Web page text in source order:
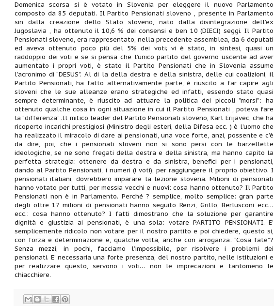
Domenica scorsa si è votato in Slovenia per eleggere il nuovo Parlamento
composto da 85 deputati. Il Partito Pensionati sloveno , presente in Parlamento
sin dalla creazione dello Stato sloveno, nato dalla disintegrazione dell’ex
Jugoslavia , ha ottenuto il 10,6 % dei consensi e ben 10 (DIECI) seggi. Il Partito
Pensionati sloveno, era rappresentato, nella precedente assemblea, da 6 deputati
ed aveva ottenuto poco più del 5% dei voti; vi è stato, in sintesi, quasi un
raddoppio dei voti e se si pensa che l’unico partito del governo uscente ad aver
aumentato i propri voti, è stato il Partito Pensionati che in Slovenia assume
l’acronimo di “DESUS”. Al di la della destra e della sinistra, delle cui coalizioni, il
Partito Pensionati, ha fatto alternativamente parte, è riuscito a far capire agli
sloveni che le sue alleanze erano strategiche ed infatti, essendo stato quasi
sempre determinante, è riuscito ad attuare la politica dei piccoli ”morsi”: ha
ottenuto qualche cosa in ogni situazione in cui il Partito Pensionati , poteva fare
la “differenza” .Il mitico leader del Partito Pensionati sloveno, Karl Erijavec, che ha
ricoperto incarichi prestigiosi (Ministro degli esteri, della Difesa ecc. ) è l’uomo che
ha realizzato il miracolo di dare ai pensionati, una voce forte, anzi, possente e c’è
da dire, poi, che i pensionati sloveni non si sono persi con le barzellette
ideologiche, se ne sono fregati della destra e della sinistra, ma hanno capito la
perfetta strategia: ottenere da destra e da sinistra, benefici per i pensionati,
dando al Partito Pensionati, i numeri (i voti), per raggiungere il proprio obiettivo. I
pensionati italiani, dovrebbero imparare la lezione slovena. Milioni di pensionati
hanno votato per tutti, per messia vecchi e nuovi: cosa hanno ottenuto? Il Partito
Pensionati non è in Parlamento. Perché ? semplice, molto semplice: gran parte
degli oltre 17 milioni di pensionati hanno seguito Renzi, Grillo, Berlusconi ecc…
ecc.: cosa hanno ottenuto? I fatti dimostrano che la soluzione per garantire
dignità e giustizia ai pensionati, è una sola: votare PARTITO PENSIONATI. E’
semplicemente ridicolo non votare per il nostro partito e poi chiedere, questo si,
con forza e determinazione e, qualche volta, anche con arroganza: “Cosa fate”?
Senza mezzi, in pochi, facciamo l’impossibile, per risolvere i problemi dei
pensionati. E’ necessaria una forte presenza, del nostro partito, nelle istituzioni e
per realizzare questo, servono i voti… non le imprecazioni e tantomeno le
chiacchiere.